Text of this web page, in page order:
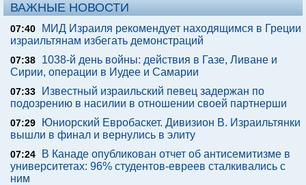
ВАЖНЫЕ НОВОСТИ
07:40
МИД Израиля рекомендует находящимся в Греции
израильтянам избегать демонстраций
07:38
1038-й день войны: действия в Газе, Ливане и
Сирии, операции в Иудее и Самарии
07:33
Известный израильский певец задержан по
подозрению в насилии в отношении своей партнерши
07:29
Юниорский Евробаскет. Дивизион В. Израильтянки
вышли в финал и вернулись в элиту
07:24
В Канаде опубликован отчет об антисемитизме в
университетах: 96% студентов-евреев сталкивались с
ним